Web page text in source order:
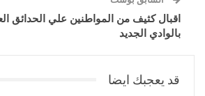
اقبال كثيف من المواطنين علي الحدائق
بالوادي الجديد
قد يعجبك ايضا